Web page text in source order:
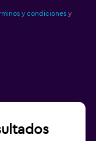
y condiciones y